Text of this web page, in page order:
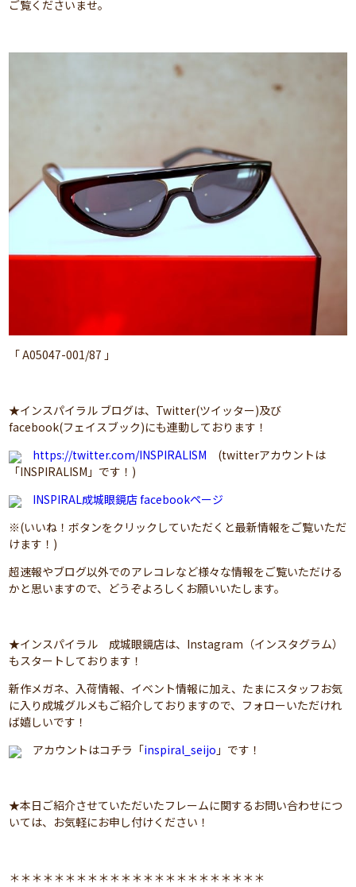
ご覧くださいませ。
「 A05047-001/87 」
★インスパイラル ブログは、Twitter(ツイッター)及び
facebook(フェイスブック)にも連動しております！
https://twitter.com/INSPIRALISM (twitterアカウントは
「INSPIRALISM」です！)
INSPIRAL成城眼鏡店 facebookページ
※(いいね！ボタンをクリックしていただくと最新情報をご覧いただ
けます！)
超速報やブログ以外でのアレコレなど様々な情報をご覧いただける
かと思いますので、どうぞよろしくお願いいたします。
★インスパイラル 成城眼鏡店は、Instagram（インスタグラム）
もスタートしております！
新作メガネ、入荷情報、イベント情報に加え、たまにスタッフお気
に入り成城グルメもご紹介しておりますので、フォローいただけれ
ば嬉しいです！
アカウントはコチラ「inspiral_seijo 」です！
★本日ご紹介させていただいたフレームに関するお問い合わせにつ
いては、お気軽にお申し付けください！
＊＊＊＊＊＊＊＊＊＊＊＊＊＊＊＊＊＊＊＊＊＊＊